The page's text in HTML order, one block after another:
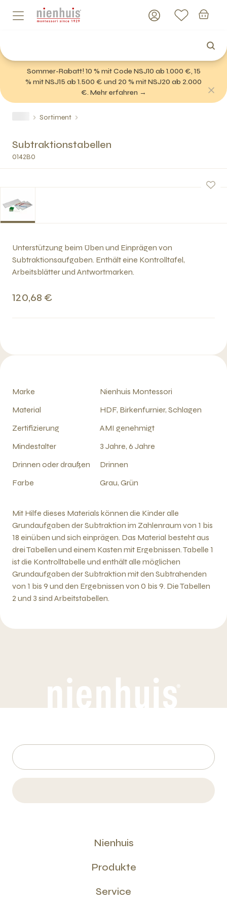
Sommer-Rabatt! 10 % mit Code NSJ10 ab 1.000 €, 15
% mit NSJ15 ab 1.500 € und 20 % mit NSJ20 ab 2.000
€. Mehr erfahren →
Sortiment
Subtraktionstabellen
0142B0
Unterstützung beim Üben und Einprägen von
Subtraktionsaufgaben. Enthält eine Kontrolltafel,
Arbeitsblätter und Antwortmarken.
120,68 €
Marke
Nienhuis Montessori
Material
HDF, Birkenfurnier, Schlagen
Zertifizierung
AMI genehmigt
Mindestalter
3 Jahre, 6 Jahre
Drinnen oder draußen
Drinnen
Farbe
Grau, Grün
Mit Hilfe dieses Materials können die Kinder alle
Grundaufgaben der Subtraktion im Zahlenraum von 1 bis
18 einüben und sich einprägen. Das Material besteht aus
drei Tabellen und einem Kasten mit Ergebnissen. Tabelle 1
ist die Kontrolltabelle und enthält alle möglichen
Grundaufgaben der Subtraktion mit den Subtrahenden
von 1 bis 9 und den Ergebnissen von 0 bis 9. Die Tabellen
2 und 3 sind Arbeitstabellen.
Nienhuis
Produkte
Service